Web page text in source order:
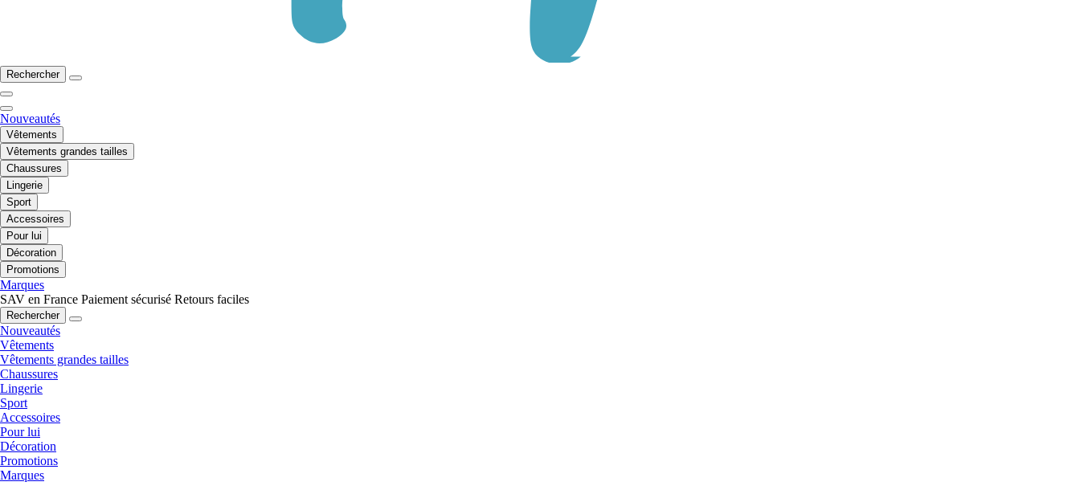
Rechercher
Nouveautés
Vêtements
Vêtements grandes tailles
Chaussures
Lingerie
Sport
Accessoires
Pour lui
Décoration
Promotions
Marques
SAV en France Paiement sécurisé Retours faciles
Rechercher
Nouveautés
Vêtements
Vêtements grandes tailles
Chaussures
Lingerie
Sport
Accessoires
Pour lui
Décoration
Promotions
Marques